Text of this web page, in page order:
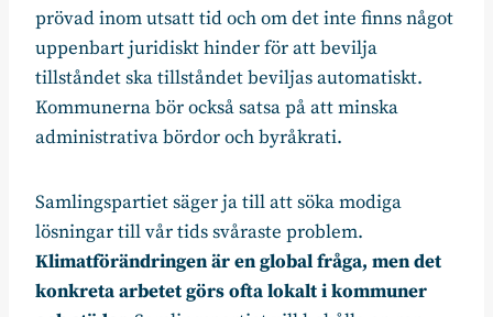
prövad inom utsatt tid och om det inte finns något
uppenbart juridiskt hinder för att bevilja
tillståndet ska tillståndet beviljas automatiskt.
Kommunerna bör också satsa på att minska
administrativa bördor och byråkrati.
Samlingspartiet säger ja till att söka modiga
lösningar till vår tids svåraste problem.
Klimatförändringen är en global fråga, men det
konkreta arbetet görs ofta lokalt i kommuner